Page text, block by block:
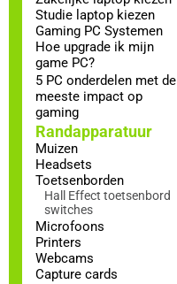
Studie laptop kiezen
Gaming PC Systemen
Hoe upgrade ik mijn
game PC?
5 PC onderdelen met de
meeste impact op
gaming
Randapparatuur
Muizen
Headsets
Toetsenborden
Hall Effect toetsenbord
switches
Microfoons
Printers
Webcams
Capture cards